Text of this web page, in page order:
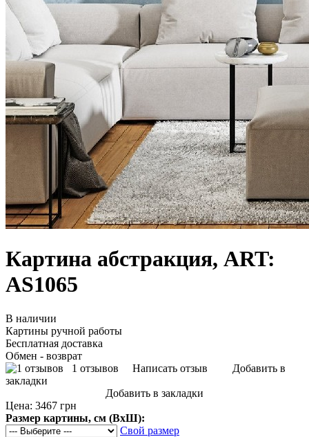
Картина абстракция, ART:
AS1065
В наличии
Картины ручной работы
Бесплатная доставка
Обмен - возврат
1 отзывов
Написать отзыв
Добавить в
закладки
Добавить в закладки
Цена: 3467 грн
Размер картины, см (ВхШ):
Свой размер